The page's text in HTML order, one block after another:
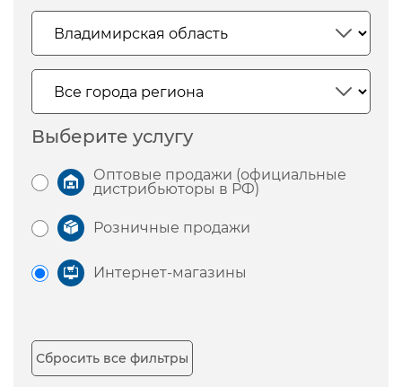
Выберите услугу
Оптовые продажи (официальные
дистрибьюторы в РФ)
Розничные продажи
Интернет-магазины
Сбросить все фильтры